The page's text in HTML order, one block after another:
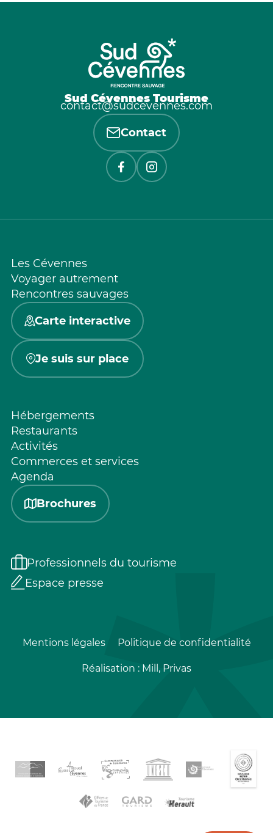
Sud Cévennes Tourisme
contact@sudcevennes.com
Contact
Les Cévennes
Voyager autrement
Rencontres sauvages
Carte interactive
Je suis sur place
Hébergements
Restaurants
Activités
Commerces et services
Agenda
Brochures
Professionnels du tourisme
Espace presse
Mentions légales Politique de confidentialité
Réalisation : Mill, Privas